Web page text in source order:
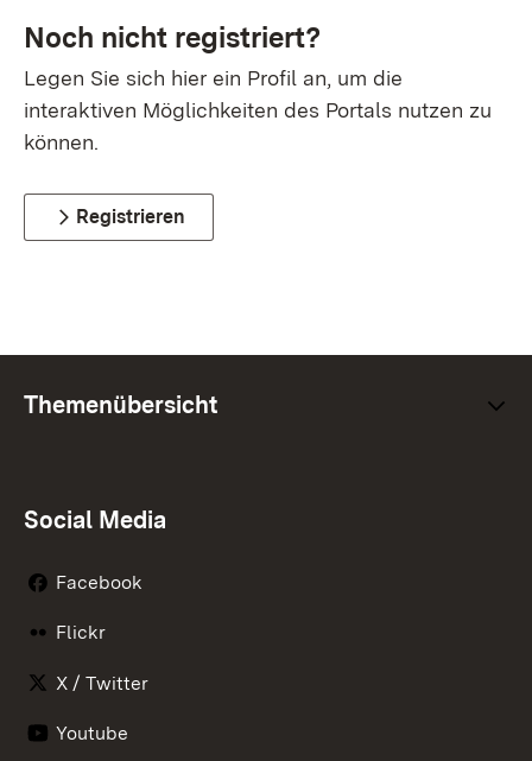
Noch nicht registriert?
Legen Sie sich hier ein Profil an, um die
interaktiven Möglichkeiten des Portals nutzen zu
können.
Registrieren
Themenübersicht
Social Media
Facebook
Flickr
X / Twitter
Youtube